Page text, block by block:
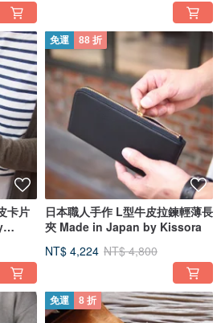
卡片
免運 88 折
日本職人手作 L型牛皮拉鍊輕薄長
夾 Made in Japan by Kissora
NT$ 4,224 NT$ 4,800
免運 8 折